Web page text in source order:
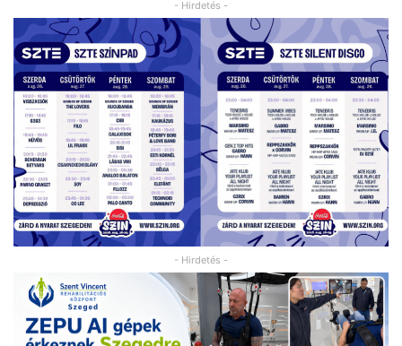
- Hirdetés -
- Hirdetés -